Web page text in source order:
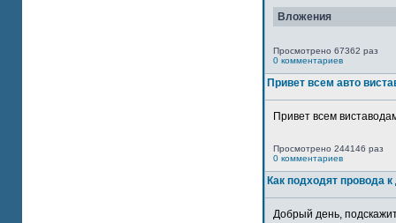
Вложения
Просмотрено 67362 раз
0 комментариев
Привет всем авто
Привет всем
Просмотрено 244146 раз
0 комментариев
Как подходят провода
Добрый день,